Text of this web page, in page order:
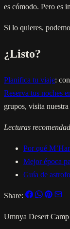
es cómodo. Pero es
Si lo quieres,
¿Listo?
Planifica tu viaje:
Reserva tus noches
grupos, visita nuestra
Lecturas
Por qué
Mejor época
Guía de
Share:
Umnya Desert Camp